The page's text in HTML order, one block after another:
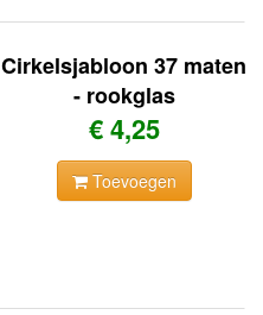
Cirkelsjabloon 37 maten
- rookglas
€ 4,25
Toevoegen